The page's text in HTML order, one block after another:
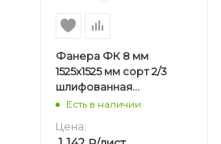
Фанера ФК 8 мм
1525х1525 мм сорт 2/3
шлифованная
березовая
Есть в наличии
Цена: